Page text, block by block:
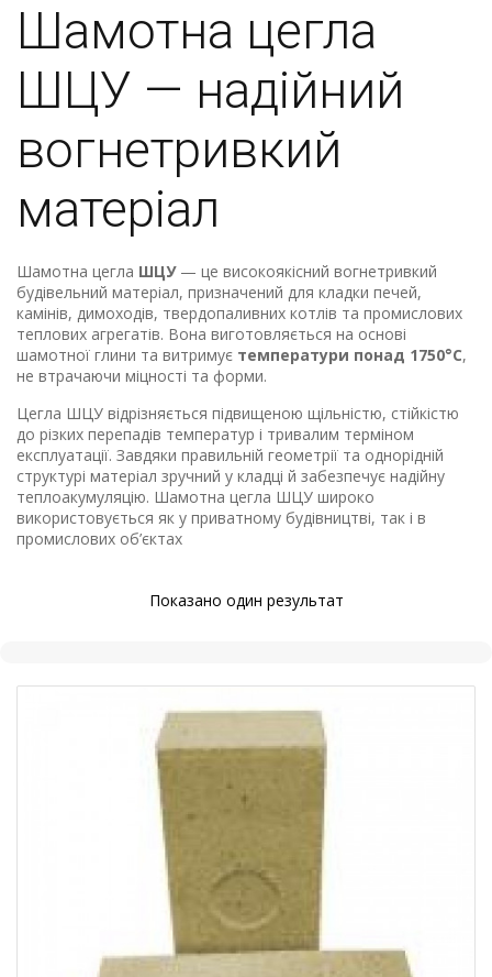
Шамотна цегла
ШЦУ — надійний
вогнетривкий
матеріал
Шамотна цегла ШЦУ— це високоякісний вогнетривкий
будівельний матеріал, призначений для кладки печей,
камінів, димоходів, твердопаливних котлів та промислових
теплових агрегатів. Вона виготовляється на основі
шамотної глини та витримує температури понад 1750°C,
не втрачаючи міцності та форми.
Цегла ШЦУ відрізняється підвищеною щільністю, стійкістю
до різких перепадів температур і тривалим терміном
експлуатації. Завдяки правильній геометрії та однорідній
структурі матеріал зручний у кладці й забезпечує надійну
теплоакумуляцію. Шамотна цегла ШЦУ широко
використовується як у приватному будівництві, так і в
промислових об’єктах
Показано один результат